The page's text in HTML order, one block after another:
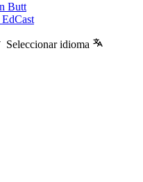
Butt
Seleccionar idioma